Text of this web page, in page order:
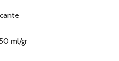
ml/gr